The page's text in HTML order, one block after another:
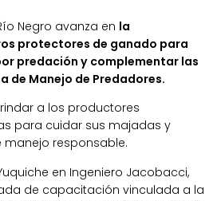
Negro avanza en la
protectores de ganado para
predación y complementar las
de Manejo de Predadores.
a los productores
para cuidar sus majadas y
responsable.
en Ingeniero Jacobacci,
de capacitación vinculada a la